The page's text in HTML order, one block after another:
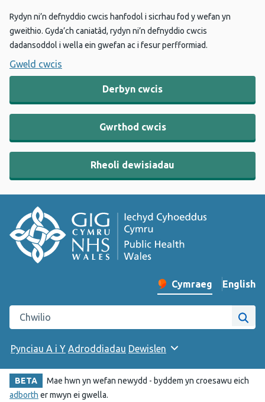
Rydyn ni’n defnyddio cwcis hanfodol i sicrhau fod y wefan yn
gweithio. Gyda’ch caniatâd, rydyn ni’n defnyddio cwcis
dadansoddol i wella ein gwefan ac i fesur perfformiad.
Gweld cwcis
Derbyn cwcis
Gwrthod cwcis
Rheoli dewisiadau
Newid iaith y wefan
Cymraeg English
–
Chwilio gwefan Iechyd Cyhoeddus Cymru
Pynciau A i Y Adroddiadau Dewislen
BETA
Mae hwn yn wefan newydd - byddem yn croesawu eich
adborth er mwyn ei gwella.